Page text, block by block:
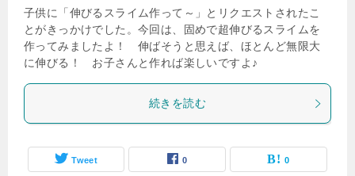
子供に「伸びるスライム作って～」とリクエストされたこ
とがきっかけでした。今回は、固めで超伸びるスライムを
作ってみましたよ！ 伸ばそうと思えば、ほとんど無限大
に伸びる！ お子さんと作れば楽しいですよ♪
続きを読む
Tweet 0 0